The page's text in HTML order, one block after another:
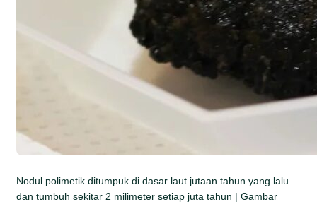
Nodul polimetik ditumpuk di dasar laut jutaan tahun yang lalu
dan tumbuh sekitar 2 milimeter setiap juta tahun | Gambar